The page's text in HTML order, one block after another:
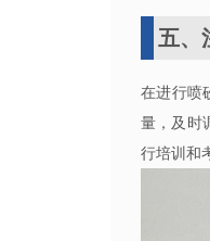
五、
在进行喷
量，及时
行培训和